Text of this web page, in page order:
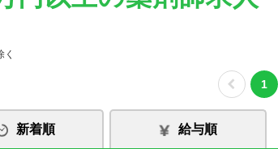
1
新着順 給与順